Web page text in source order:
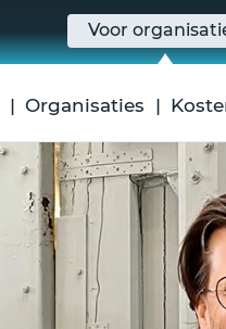
Voor
Organisaties